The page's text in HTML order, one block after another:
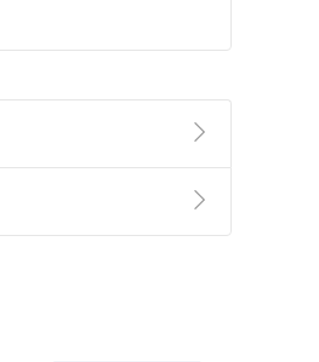
以有形媒介提供之數位